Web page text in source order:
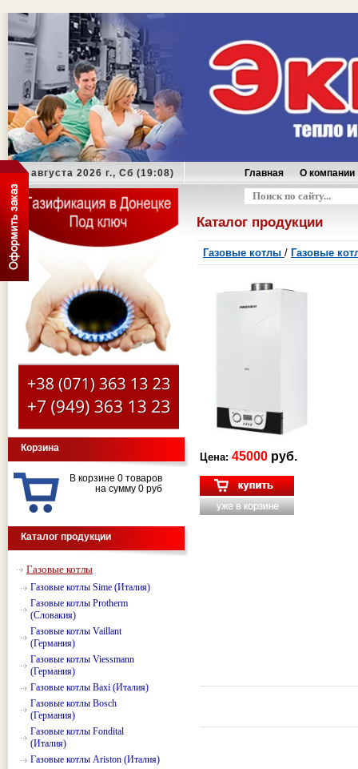
08 августа 2026 г., Сб (19:08) Главная
О компании
Оформить заказ
Корзина
В корзине 0 товаров
на сумму 0 руб
Каталог продукции
Газовые котлы
Газовые котлы Sime (Италия)
Газовые котлы Protherm
(Словакия)
Газовые котлы Vaillant
(Германия)
Газовые котлы Viessmann
(Германия)
Газовые котлы Baxi (Италия)
Газовые котлы Bosch
(Германия)
Газовые котлы Fondital
(Италия)
Газовые котлы Ariston (Италия)
Каталог продукции
Газовые котлы / Газовые
Цена: 45000 руб.